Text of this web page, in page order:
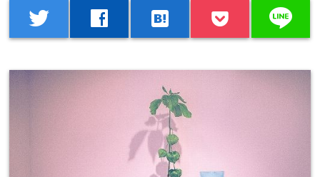
twitter facebook hatenabookmark line